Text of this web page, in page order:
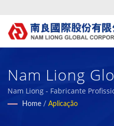
Nam Liong
Nam Liong - Fabricante
Espuma Polimérica.
Home / Aplicação